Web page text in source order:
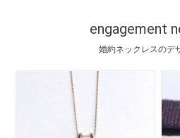
engagement
婚約ネックレスのデ